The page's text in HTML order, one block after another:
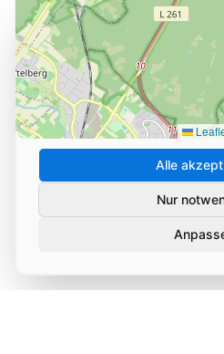
Cookie-Einstellungen
Wir verwenden Cookies und
die Nutzung unserer Website
verbessern. Durch Ihre
unseren Service zu optimieren.
Alle
Nur